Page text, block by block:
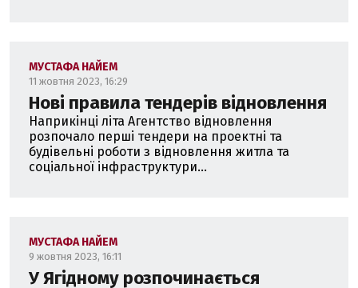
МУСТАФА НАЙЕМ
11 жовтня 2023, 16:29
Нові правила тендерів відновлення
Наприкінці літа Агентство відновлення
розпочало перші тендери на проектні та
будівельні роботи з відновлення житла та
соціальної інфраструктури...
МУСТАФА НАЙЕМ
9 жовтня 2023, 16:11
У Ягідному розпочинається